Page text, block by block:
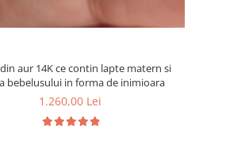
aur 14K ce contin lapte matern si
bebelusului in forma de inimioara
1.260,00 Lei